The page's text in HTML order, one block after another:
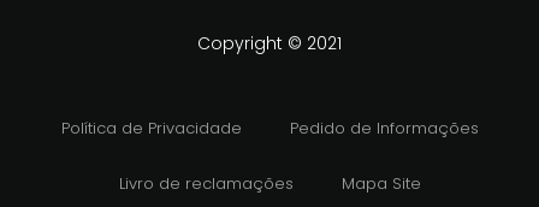
Copyright © 2021
Política de Privacidade Pedido de Informações
Livro de reclamações Mapa Site